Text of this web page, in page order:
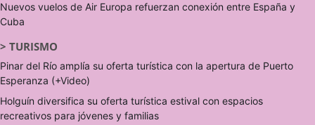
Nuevos vuelos de Air Europa refuerzan conexión entre España y
Cuba
> TURISMO
Pinar del Río amplía su oferta turística con la apertura de Puerto
Esperanza (+Video)
Holguín diversifica su oferta turística estival con espacios
recreativos para jóvenes y familias